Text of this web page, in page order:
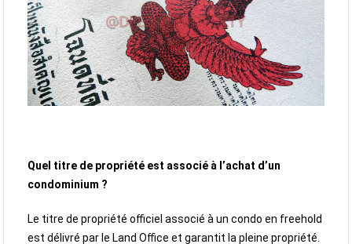
Quel titre de propriété est associé à l’achat d’un
condominium ?
Le titre de propriété officiel associé à un condo en freehold
est délivré par le Land Office et garantit la pleine propriété.